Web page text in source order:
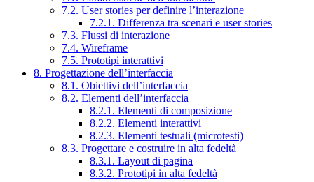
7.2. User stories per definire l’interazione
7.2.1. Differenza tra scenari e user stories
7.3. Flussi di interazione
7.4. Wireframe
7.5. Prototipi interattivi
8. Progettazione dell’interfaccia
8.1. Obiettivi dell’interfaccia
8.2. Elementi dell’interfaccia
8.2.1. Elementi di composizione
8.2.2. Elementi interattivi
8.2.3. Elementi testuali (microtesti)
8.3. Progettare e costruire in alta fedeltà
8.3.1. Layout di pagina
8.3.2. Prototipi in alta fedeltà